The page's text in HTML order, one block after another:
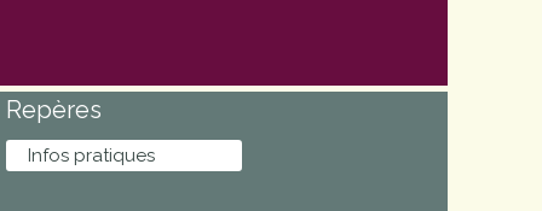
Repères
Infos pratiques